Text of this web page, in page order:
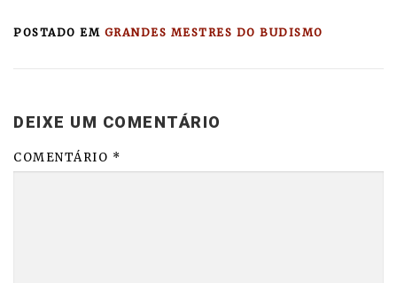
POSTADO EM GRANDES MESTRES DO BUDISMO
DEIXE UM COMENTÁRIO
COMENTÁRIO *